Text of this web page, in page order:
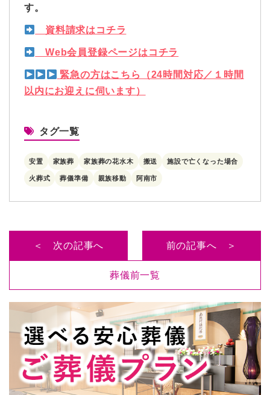
す。
資料請求はコチラ
Web会員登録ページはコチラ
緊急の方はこちら（24時間対応／１時間
以内にお迎えに伺います）
タグ一覧
安置 家族葬 家族葬の花水木 搬送 施設で亡くなった場合
火葬式 葬儀準備 親族移動 阿南市
＜ 次の記事へ
葬儀前一覧
前の記事へ ＞